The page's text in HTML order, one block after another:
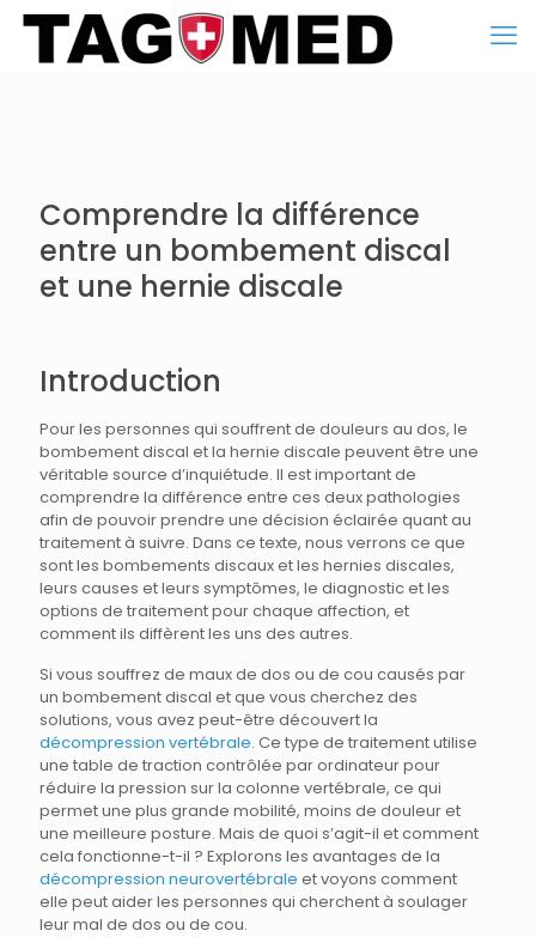
Comprendre la différence
entre un bombement discal
et une hernie discale
Introduction
Pour les personnes qui souffrent de douleurs au dos, le
bombement discal et la hernie discale peuvent être une
véritable source d’inquiétude. Il est important de
comprendre la différence entre ces deux pathologies
afin de pouvoir prendre une décision éclairée quant au
traitement à suivre. Dans ce texte, nous verrons ce que
sont les bombements discaux et les hernies discales,
leurs causes et leurs symptômes, le diagnostic et les
options de traitement pour chaque affection, et
comment ils diffèrent les uns des autres.
Si vous souffrez de maux de dos ou de cou causés par
un bombement discal et que vous cherchez des
solutions, vous avez peut-être découvert la
décompression vertébrale. Ce type de traitement utilise
une table de traction contrôlée par ordinateur pour
réduire la pression sur la colonne vertébrale, ce qui
permet une plus grande mobilité, moins de douleur et
une meilleure posture. Mais de quoi s’agit-il et comment
cela fonctionne-t-il ? Explorons les avantages de la
décompression neurovertébrale et voyons comment
elle peut aider les personnes qui cherchent à soulager
leur mal de dos ou de cou.